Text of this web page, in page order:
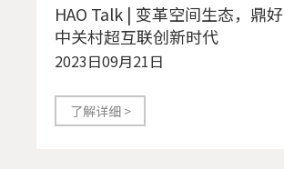
HAO Talk | 变革空间生态，鼎
中关村超互联创新时代
2023日09月21日
了解详细 >